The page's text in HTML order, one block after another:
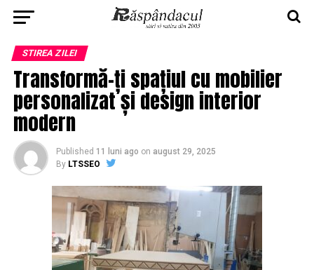
STIREA ZILEI
Transformă-ți spațiul cu mobilier
personalizat și design interior
modern
Published 11 luni ago on august 29, 2025
By LTSSEO